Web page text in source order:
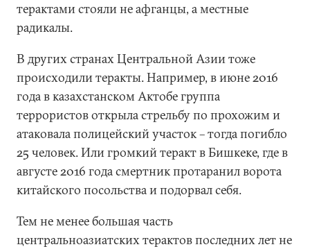
терактами стояли не афганцы, а местные
радикалы.
В других странах Центральной Азии тоже
происходили теракты. Например, в июне 2016
года в казахстанском Актобе группа
террористов открыла стрельбу по прохожим и
атаковала полицейский участок – тогда погибло
25 человек. Или громкий теракт в Бишкеке, где в
августе 2016 года смертник протаранил ворота
китайского посольства и подорвал себя.
Тем не менее большая часть
центральноазиатских терактов последних лет не